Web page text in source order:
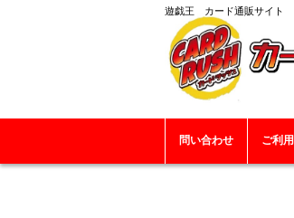
遊戯王 カード通販サイト
問い合わせ ご利